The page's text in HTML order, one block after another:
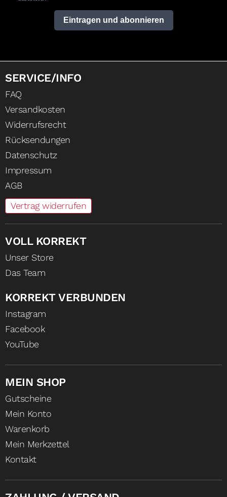
Eintragen und abonnieren
SERVICE/INFO
FAQ
Versandkosten
Widerrufsrecht
Rücksendungen
Datenschutz
Impressum
AGB
Vertrag widerrufen
VOLL KORREKT
Unser Store
Das Team
KORREKT VERBUNDEN
Instagram
Facebook
YouTube
MEIN SHOP
Gutscheine
Mein Konto
Warenkorb
Mein Merkzettel
Kontakt